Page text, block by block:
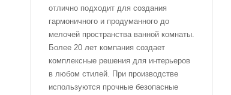
отлично подходит для создания
гармоничного и продуманного до
мелочей пространства ванной комнаты.
Более 20 лет компания создает
комплексные решения для интерьеров
в любом стилей. При производстве
используются прочные безопасные